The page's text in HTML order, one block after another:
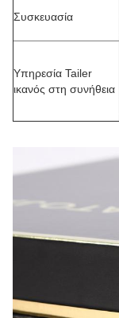
Συσκευασία
Υπηρεσία Tailer
ικανός στη συνήθεια